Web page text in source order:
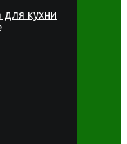
для кухни